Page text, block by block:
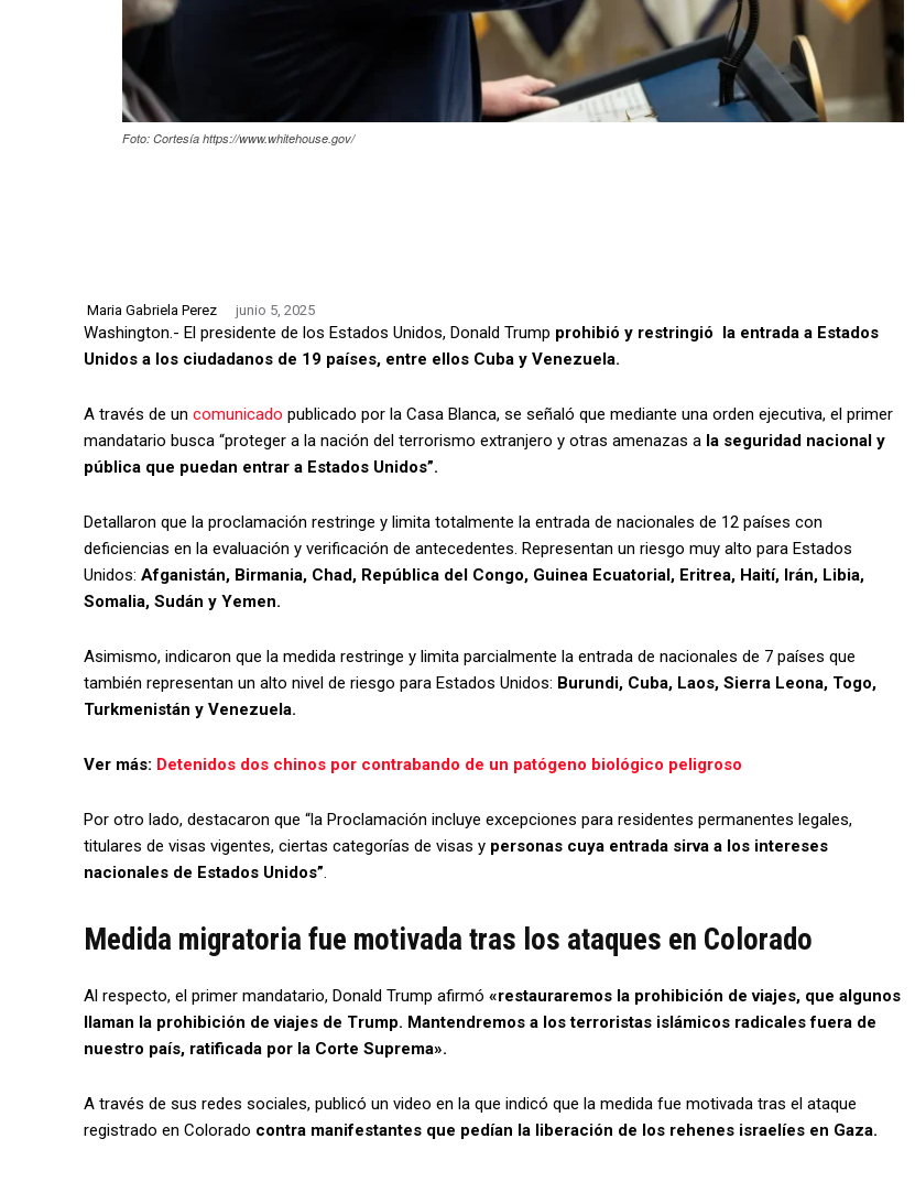
Foto: Cortesía https://www.whitehouse.gov/
Maria Gabriela Perez junio 5, 2025
Washington.- El presidente de los Estados Unidos, Donald Trump prohibió y restringió la entrada a Estados
Unidos a los ciudadanos de 19 países, entre ellos Cuba y Venezuela.
A través de un comunicado publicado por la Casa Blanca, se señaló que mediante una orden ejecutiva, el primer
mandatario busca “proteger a la nación del terrorismo extranjero y otras amenazas a la seguridad nacional y
pública que puedan entrar a Estados Unidos”.
Detallaron que la proclamación restringe y limita totalmente la entrada de nacionales de 12 países con
deficiencias en la evaluación y verificación de antecedentes. Representan un riesgo muy alto para Estados
Unidos: Afganistán, Birmania, Chad, República del Congo, Guinea Ecuatorial, Eritrea, Haití, Irán, Libia,
Somalia, Sudán y Yemen.
Asimismo, indicaron que la medida restringe y limita parcialmente la entrada de nacionales de 7 países que
también representan un alto nivel de riesgo para Estados Unidos: Burundi, Cuba, Laos, Sierra Leona, Togo,
Turkmenistán y Venezuela.
Ver más: Detenidos dos chinos por contrabando de un patógeno biológico peligroso
Por otro lado, destacaron que “la Proclamación incluye excepciones para residentes permanentes legales,
titulares de visas vigentes, ciertas categorías de visas y personas cuya entrada sirva a los intereses
nacionales de Estados Unidos”.
Medida migratoria fue motivada tras los ataques en Colorado
Al respecto, el primer mandatario, Donald Trump afirmó «restauraremos la prohibición de viajes, que algunos
llaman la prohibición de viajes de Trump. Mantendremos a los terroristas islámicos radicales fuera de
nuestro país, ratificada por la Corte Suprema».
A través de sus redes sociales, publicó un video en la que indicó que la medida fue motivada tras el ataque
registrado en Colorado contra manifestantes que pedían la liberación de los rehenes israelíes en Gaza.